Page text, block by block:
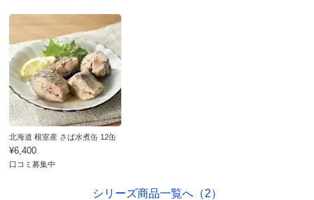
商品名・特徴 北海道 根室産 さば水煮缶 6缶
価格 ¥3,450税込 ¥3,195 税抜
※軽減税率対象です。
送料・送料種
別
基本配送料：¥
※お届け先が同じであれば複数個ご購入いただいても¥880です。
お支払い方法
■内容量：190g（固形量130g）×6缶
クをご参照ください。
北海道 根室産 さば水煮缶 12缶
¥6,400
口コミ募集中
シリーズ商品一覧へ（2）